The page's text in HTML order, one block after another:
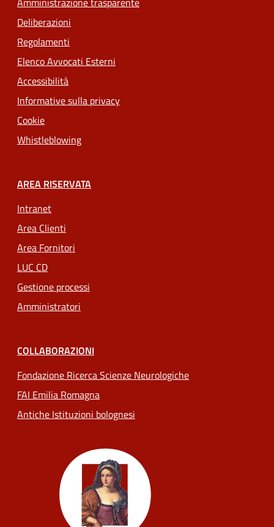
Deliberazioni
Regolamenti
Elenco Avvocati Esterni
Accessibilità
Informative sulla privacy
Cookie
Whistleblowing
AREA RISERVATA
Intranet
Area Clienti
Area Fornitori
LUC CD
Gestione processi
Amministratori
COLLABORAZIONI
Fondazione Ricerca Scienze Neurologiche
FAI Emilia Romagna
Antiche Istituzioni bolognesi